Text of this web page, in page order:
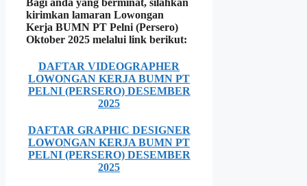
kirimkan lamaran Lowongan
Kerja BUMN PT Pelni (Persero)
Oktober 2025 melalui link berikut:
DAFTAR VIDEOGRAPHER
LOWONGAN KERJA BUMN PT
PELNI (PERSERO) DESEMBER
2025
DAFTAR GRAPHIC DESIGNER
LOWONGAN KERJA BUMN PT
PELNI (PERSERO) DESEMBER
2025